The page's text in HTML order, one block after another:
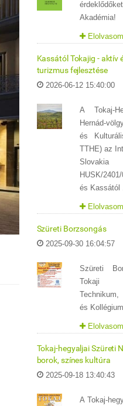
Akadémia!
Elolvasom
Kassától Tokajig - aktív
turizmus fejlesztése
2026-06-12 15:40:00
A Tokaj-
Hernád-
és
TTHE) az
Slovakia
HUSK/
és Kassától
Elolvasom
Szüreti Borzsongás
2025-09-30 16:04:57
Szüreti
Tokaji
és
Elolvasom
Tokaj-hegyaljai Szüreti
borok, színes kultúra
2025-09-18 13:40:43
A Tokaj-